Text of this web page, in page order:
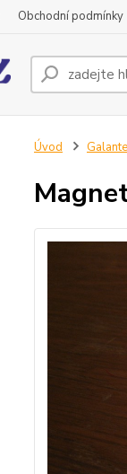
Obchodní podmínky
Úvod